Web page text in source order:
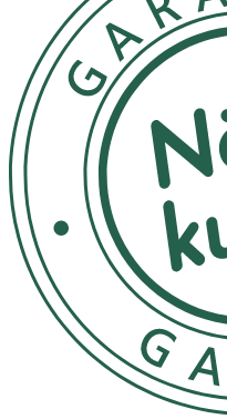
oönskat hår. Rengör
Applicera en ansiktsolja
oönskat hår. Spänn
försiktiga drag i hårets
upprepade gånger på
behandling, återfukta
Förvaras i
OK för gravida och
Ja